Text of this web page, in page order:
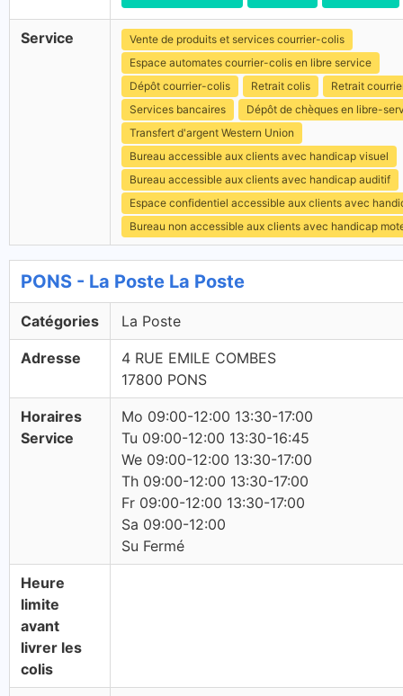
Service
Vente de produits et services courrier-colis
Espace automates courrier-colis en libre service
Dépôt courrier-colis
Retrait colis
Retrait
Services bancaires
Dépôt de chèques en libre-
Transfert d'argent Western Union
Bureau accessible aux clients avec handicap visuel
Bureau accessible aux clients avec handicap auditif
Espace confidentiel accessible aux clients avec
Bureau non accessible aux clients avec handicap
PONS - La Poste La Poste
Catégories La Poste
Adresse
4 RUE EMILE COMBES
17800 PONS
Horaires
Service
Mo 09:00-12:00 13:30-17:00
Tu 09:00-12:00 13:30-16:45
We 09:00-12:00 13:30-17:00
Th 09:00-12:00 13:30-17:00
Fr 09:00-12:00 13:30-17:00
Sa 09:00-12:00
Su Fermé
Heure
limite
avant
livrer les
colis